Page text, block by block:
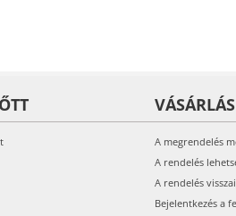
VÁSÁRLÁS
A megrendelés
A rendelés
A rendelés
Bejelentkezés a